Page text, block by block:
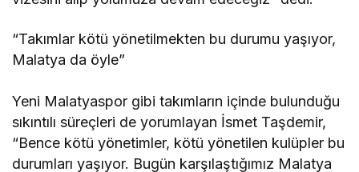
“Takımlar kötü yönetilmekten bu durumu yaşıyor,
Malatya da öyle”
Yeni Malatyaspor gibi takımların içinde bulunduğu
sıkıntılı süreçleri de yorumlayan İsmet Taşdemir,
“Bence kötü yönetimler, kötü yönetilen kulüpler bu
durumları yaşıyor. Bugün karşılaştığımız Malatya